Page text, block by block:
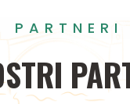
PARTNERI